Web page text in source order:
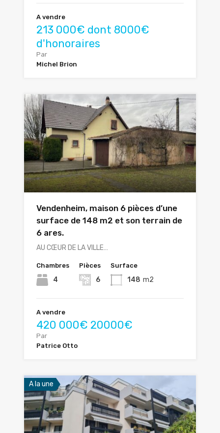
A vendre
213 000€ dont 8000€
d'honoraires
Par
Michel Brion
Vendenheim, maison 6 pièces d’une
surface de 148 m2 et son terrain de
6 ares.
AU CŒUR DE LA VILLE…
Chambres
4
Pièces
6
Surface
148 m2
A vendre
420 000€ 20000€
Par
Patrice Otto
A la une